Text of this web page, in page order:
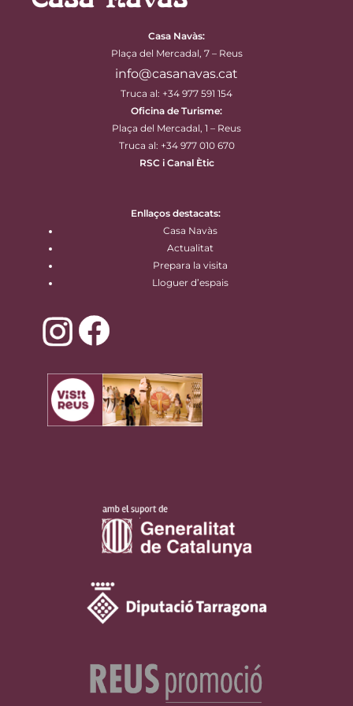
Casa Navàs:
Plaça del Mercadal, 7 – Reus
info@casanavas.cat
Truca al: +34 977 591 154
Oficina de Turisme:
Plaça del Mercadal, 1 – Reus
Truca al: +34 977 010 670
RSC i Canal Ètic
Enllaços destacats:
Casa Navàs
Actualitat
Prepara la visita
Lloguer d’espais